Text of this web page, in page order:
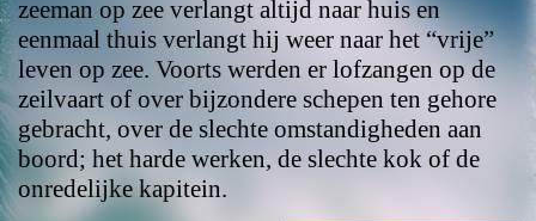
zeeman op zee verlangt altijd naar huis en
eenmaal thuis verlangt hij weer naar het “vrije”
leven op zee. Voorts werden er lofzangen op de
zeilvaart of over bijzondere schepen ten gehore
gebracht, over de slechte omstandigheden aan
boord; het harde werken, de slechte kok of de
onredelijke kapitein.